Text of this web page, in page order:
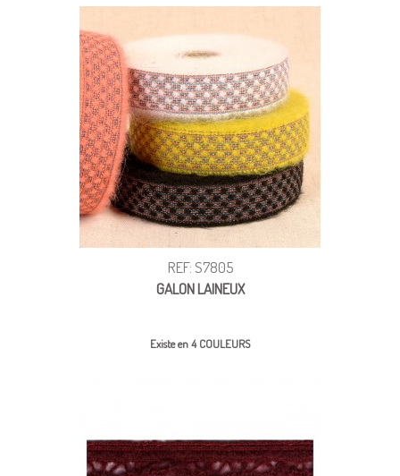
REF: S7805
GALON LAINEUX
Existe en 4 COULEURS